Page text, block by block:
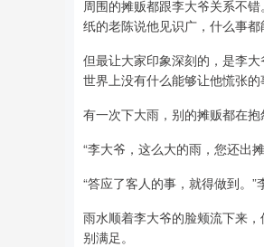
周围的摊贩都跟李大爷关系不
纸的老陈说他见识广，什么事都
但最让大家印象深刻的，是李
世界上没有什么能够让他慌张的
有一次下大雨，别的摊贩都在
“李大爷，这么大的雨，您还出
“答应了客人的事，就得做到。
雨水顺着李大爷的脸颊流下来
别满足。